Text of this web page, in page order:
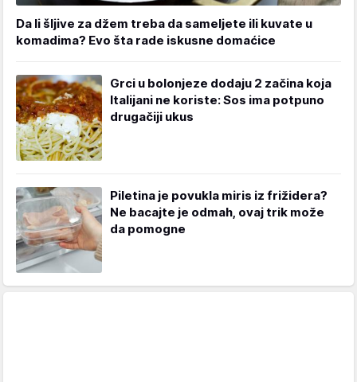
Da li šljive za džem treba da sameljete ili kuvate u
komadima? Evo šta rade iskusne domaćice
Grci u bolonjeze dodaju 2 začina koja
Italijani ne koriste: Sos ima potpuno
drugačiji ukus
Piletina je povukla miris iz frižidera?
Ne bacajte je odmah, ovaj trik može
da pomogne